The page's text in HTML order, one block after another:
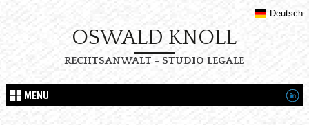
Deutsch
OSWALD KNOLL
RECHTSANWALT - STUDIO LEGALE
MENU